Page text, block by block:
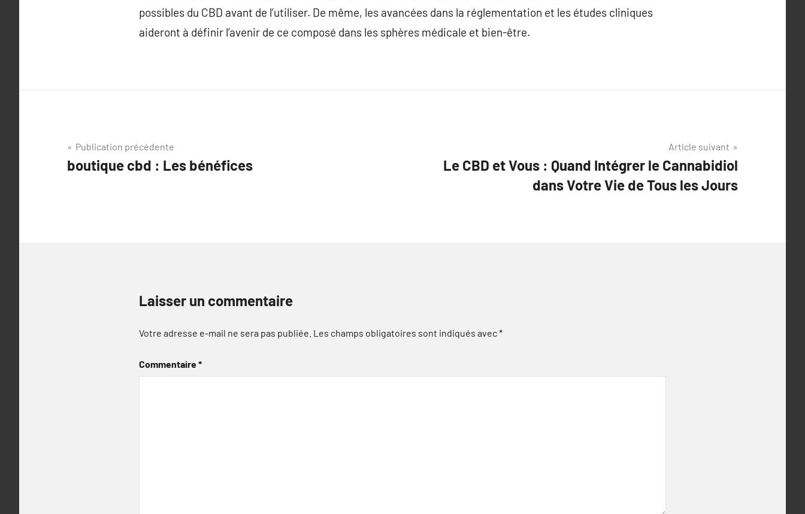
possibles du CBD avant de l’utiliser. De même, les avancées dans la réglementation et les études cliniques
aideront à définir l’avenir de ce composé dans les sphères médicale et bien-être.
Navigation
de
Publication précédente
boutique cbd : Les bénéfices
Article suivant
Le CBD et Vous : Quand Intégrer le Cannabidiol
dans Votre Vie de Tous les Jours
Laisser un commentaire
Votre adresse e-mail ne sera pas publiée. Les champs obligatoires sont indiqués avec*
Commentaire*